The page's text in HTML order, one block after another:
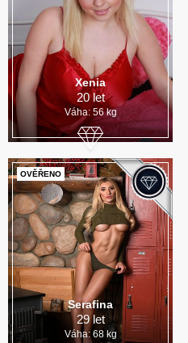
Xenia
20 let
Váha: 56 kg
OVĚŘENO
Serafina
29 let
Váha: 68 kg